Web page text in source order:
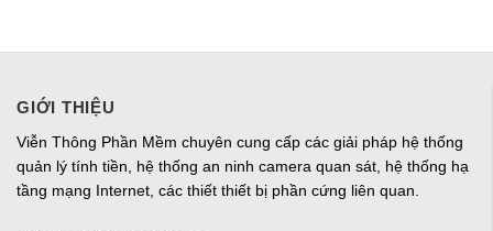
GIỚI THIỆU
Viễn Thông Phần Mềm chuyên cung cấp các giải pháp hệ thống
quản lý tính tiền, hệ thống an ninh camera quan sát, hệ thống hạ
tầng mạng Internet, các thiết thiết bị phần cứng liên quan.